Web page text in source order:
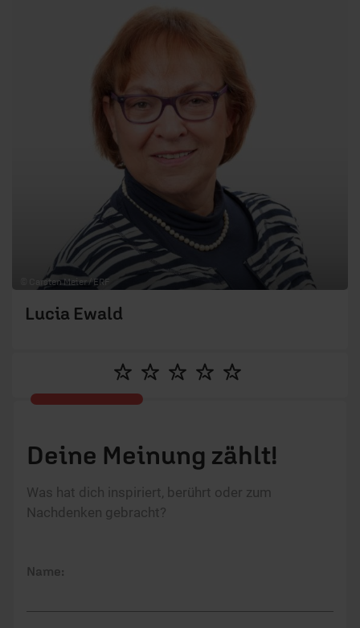
© Carsten Meier / ERF
Lucia Ewald
Deine Meinung zählt!
Was hat dich inspiriert, berührt oder zum
Nachdenken gebracht?
Name: